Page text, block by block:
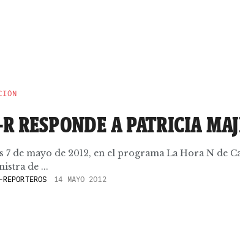
RESPONDE A PATRICIA
7 de mayo de 2012, en el programa La Hora N de
de ...
14 MAYO 2012